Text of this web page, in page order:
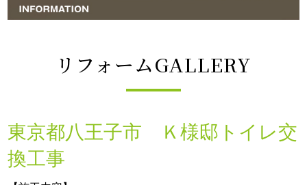
リフォームGALLERY
東京都八王子市 Ｋ様邸トイレ交
換工事